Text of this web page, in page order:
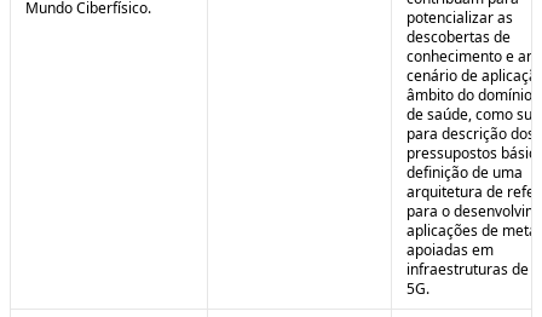
Mundo Ciberfísico.
potencializar as
descobertas de
conhecimento e
cenário de
âmbito do domínio
de saúde, como
para descrição dos
pressupostos
definição de uma
arquitetura de
para o
aplicações de
apoiadas em
infraestruturas de
5G.